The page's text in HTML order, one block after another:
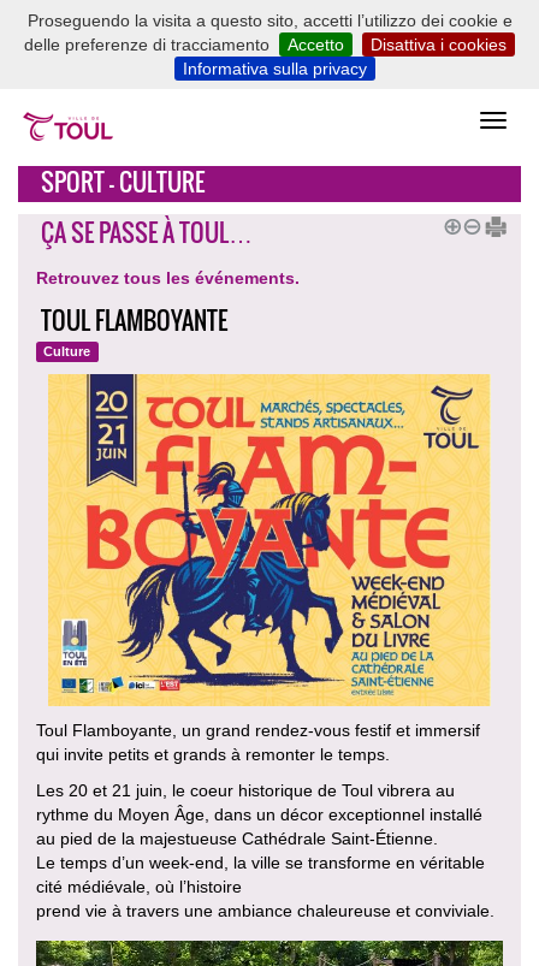
Proseguendo la visita a questo sito, accetti l’utilizzo dei cookie e
delle preferenze di tracciamento
Accetto
Disattiva i cookies
Informativa sulla privacy
SPORT - CULTURE
ÇA SE PASSE À TOUL…
Retrouvez tous les événements.
TOUL FLAMBOYANTE
Culture
Toul Flamboyante, un grand rendez-vous festif et immersif
qui invite petits et grands à remonter le temps.
Les 20 et 21 juin, le coeur historique de Toul vibrera au
rythme du Moyen Âge, dans un décor exceptionnel installé
au pied de la majestueuse Cathédrale Saint-Étienne.
Le temps d’un week-end, la ville se transforme en véritable
cité médiévale, où l’histoire
prend vie à travers une ambiance chaleureuse et conviviale.